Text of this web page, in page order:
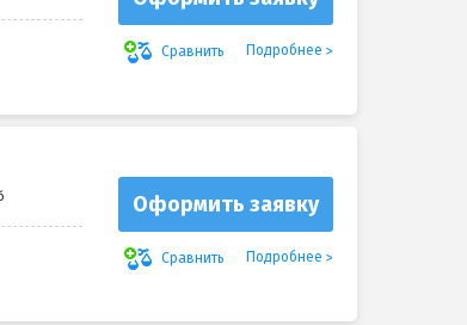
Сравнить Подробнее
Оформить заявку
Сравнить Подробнее